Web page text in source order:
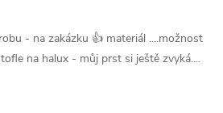
- na zakázku 👍 materiál ....možnost
na halux - můj prst si ještě zvyká....